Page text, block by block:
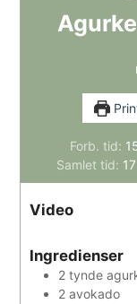
Forb. tid:
Samlet tid: 17
Video
Ingredienser
2 tynde
2 avokado